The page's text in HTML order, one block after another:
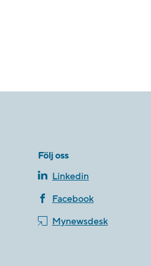
Följ oss
Linkedin
Facebook
Mynewsdesk